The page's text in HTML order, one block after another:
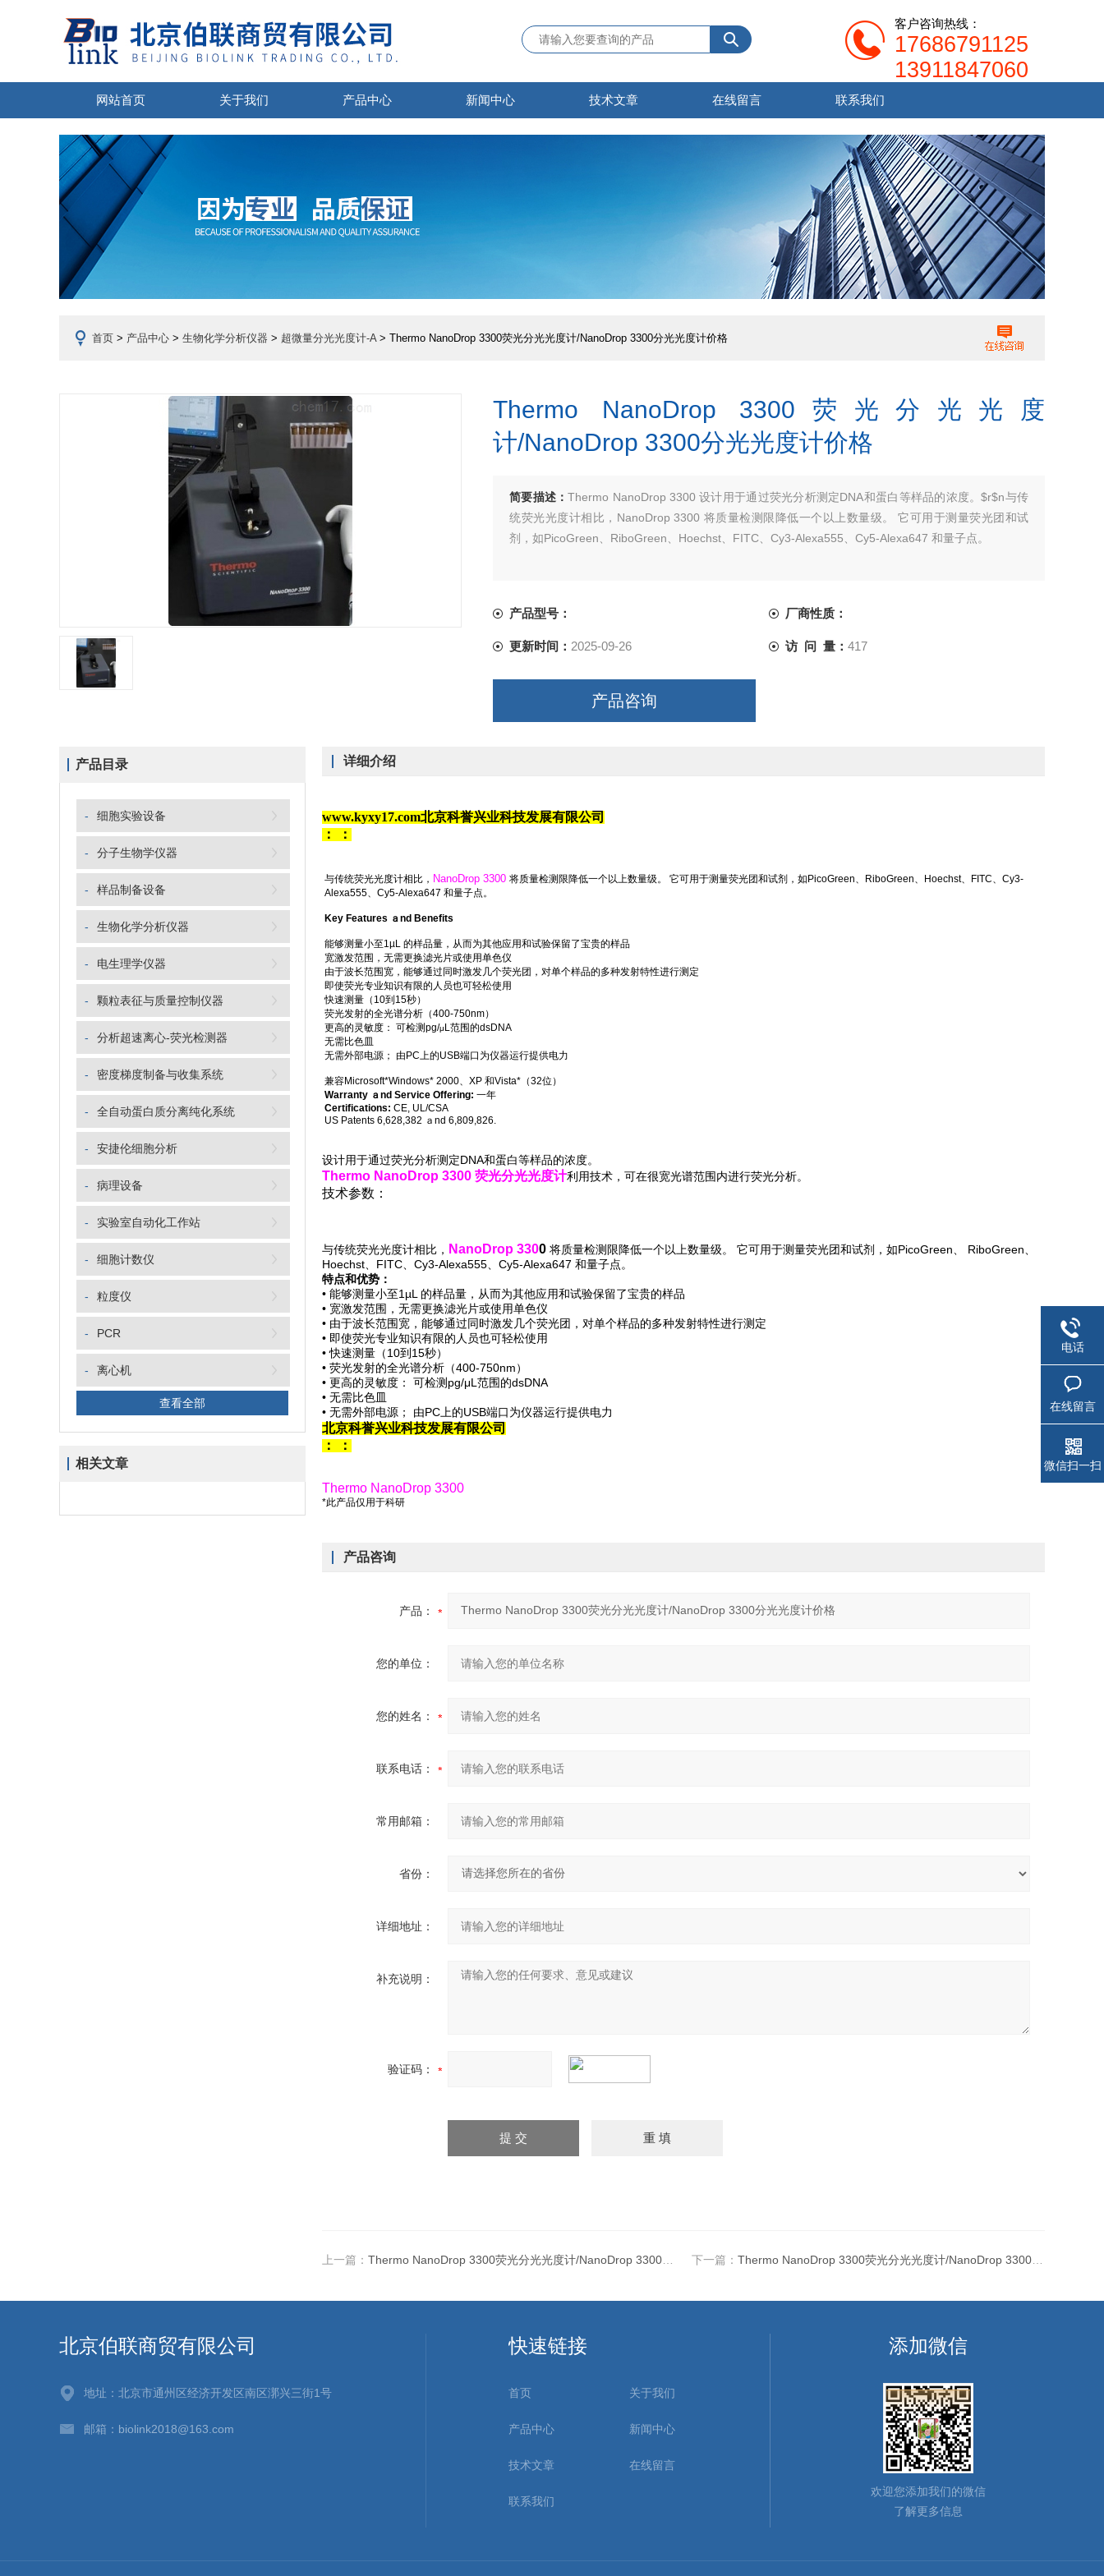
客户咨询热线：
17686791125
13911847060
网站首页 关于我们 产品中心 新闻中心 技术文章 在线留言 联系我们
首页 > 产品中心 > 生物化学分析仪器 > 超微量分光光度计-A> Thermo NanoDrop 3300荧光分光光度计/NanoDrop 3300分光光度计价格
Thermo NanoDrop 3300荧光分光光度
计/NanoDrop 3300分光光度计价格
简要描述：Thermo NanoDrop 3300 设计用于通过荧光分析测定DNA和蛋白等样品的浓度。$r$n与传
统荧光光度计相比，NanoDrop 3300 将质量检测限降低一个以上数量级。 它可用于测量荧光团和试
剂，如PicoGreen、RiboGreen、Hoechst、FITC、Cy3-Alexa555、Cy5-Alexa647 和量子点。
产品型号： 厂商性质：
更新时间： 2025-09-26 访 问 量： 417
产品咨询
产品目录
- 细胞实验设备
- 分子生物学仪器
- 样品制备设备
- 生物化学分析仪器
- 电生理学仪器
- 颗粒表征与质量控制仪器
- 分析超速离心-荧光检测器
- 密度梯度制备与收集系统
- 全自动蛋白质分离纯化系统
- 安捷伦细胞分析
- 病理设备
- 实验室自动化工作站
- 细胞计数仪
- 粒度仪
- PCR
- 离心机
查看全部
相关文章
详细介绍
www.kyxy17.com北京科誉兴业科技发展有限公司
：
：
与传统荧光光度计相比， NanoDrop 3300 将质量检测限降低一个以上数量级。 它可用于测量荧光团和试剂，如PicoGreen、RiboGreen、Hoechst、FITC、Cy3-
Alexa555、Cy5-Alexa647 和量子点。
Key Features ａnd Benefits
能够测量小至1µL 的样品量，从而为其他应用和试验保留了宝贵的样品
宽激发范围，无需更换滤光片或使用单色仪
由于波长范围宽，能够通过同时激发几个荧光团，对单个样品的多种发射特性进行测定
即使荧光专业知识有限的人员也可轻松使用
快速测量（10到15秒）
荧光发射的全光谱分析（400-750nm）
更高的灵敏度： 可检测pg/μ L范围的dsDNA
无需比色皿
无需外部电源； 由PC上的USB端口为仪器运行提供电力
兼容Microsoft*Windows* 2000、XP 和Vista*（32位）
Warranty ａnd Service Offering: 一年
Certifications: CE, UL/CSA
US Patents 6,628,382 ａnd 6,809,826.
设计用于通过荧光分析测定DNA和蛋白等样品的浓度。
Thermo NanoDrop 3300 荧光分光光度计利用技术，可在很宽光谱范围内进行荧光分析。
技术参数：
与传统荧光光度计相比， NanoDrop 3300 将质量检测限降低一个以上数量级。 它可用于测量荧光团和试剂，如PicoGreen、 RiboGreen、
Hoechst、FITC、Cy3-Alexa555、Cy5-Alexa647 和量子点。
特点和优势：
• 能够测量小至1µL 的样品量，从而为其他应用和试验保留了宝贵的样品
• 宽激发范围，无需更换滤光片或使用单色仪
• 由于波长范围宽，能够通过同时激发几个荧光团，对单个样品的多种发射特性进行测定
• 即使荧光专业知识有限的人员也可轻松使用
• 快速测量（10到15秒）
• 荧光发射的全光谱分析（400-750nm）
• 更高的灵敏度： 可检测pg/μL范围的dsDNA
• 无需比色皿
• 无需外部电源； 由PC上的USB端口为仪器运行提供电力
北京科誉兴业科技发展有限公司
：
：
Thermo NanoDrop 3300
*此产品仅用于科研
产品咨询
产品：
您的单位：
您的姓名：
联系电话：
常用邮箱：
省份：
详细地址：
补充说明：
验证码：
上一篇： Thermo NanoDrop 3300荧光分光光度计/NanoDrop 3300荧光分光光度计价格 下一篇： Thermo NanoDrop 3300荧光分光光度计/NanoDrop 3300/Thermo NanoDrop 总代理
北京伯联商贸有限公司
地址：北京市通州区经济开发区南区漷兴三街1号
邮箱：biolink2018@163.com
快速链接
首页 关于我们
产品中心 新闻中心
技术文章 在线留言
联系我们
添加微信
欢迎您添加我们的微信
了解更多信息
电话
在线留言
微信扫一扫